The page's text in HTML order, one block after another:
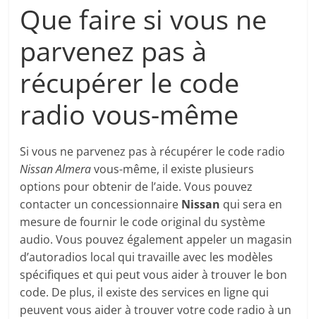
Que faire si vous ne
parvenez pas à
récupérer le code
radio vous-même
Si vous ne parvenez pas à récupérer le code radio
Nissan Almeravous-même, il existe plusieurs
options pour obtenir de l’aide. Vous pouvez
contacter un concessionnaire Nissan qui sera en
mesure de fournir le code original du système
audio. Vous pouvez également appeler un magasin
d’autoradios local qui travaille avec les modèles
spécifiques et qui peut vous aider à trouver le bon
code. De plus, il existe des services en ligne qui
peuvent vous aider à trouver votre code radio à un